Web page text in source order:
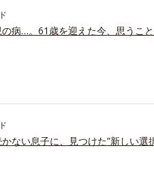
病…。61歳を迎えた今、思うこ
ない息子に、見つけた”新しい選